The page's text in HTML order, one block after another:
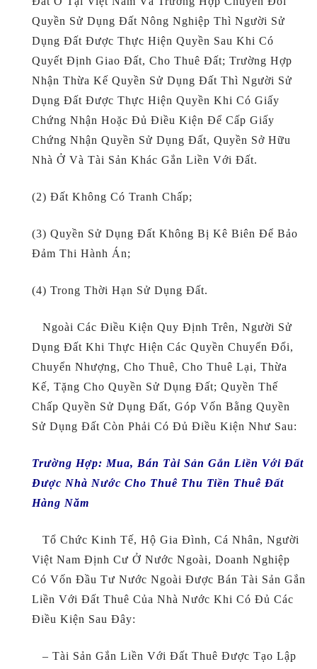
Quyền Sử Dụng Đất Nông Nghiệp Thì Người Sử
Dụng Đất Được Thực Hiện Quyền Sau Khi Có
Quyết Định Giao Đất, Cho Thuê Đất; Trường Hợp
Nhận Thừa Kế Quyền Sử Dụng Đất Thì Người Sử
Dụng Đất Được Thực Hiện Quyền Khi Có Giấy
Chứng Nhận Hoặc Đủ Điều Kiện Để Cấp Giấy
Chứng Nhận Quyền Sử Dụng Đất, Quyền Sở Hữu
Nhà Ở Và Tài Sản Khác Gắn Liền Với Đất.
(2) Đất Không Có Tranh Chấp;
(3) Quyền Sử Dụng Đất Không Bị Kê Biên Để Bảo
Đảm Thi Hành Án;
(4) Trong Thời Hạn Sử Dụng Đất.
Ngoài Các Điều Kiện Quy Định Trên, Người Sử
Dụng Đất Khi Thực Hiện Các Quyền Chuyển Đổi,
Chuyển Nhượng, Cho Thuê, Cho Thuê Lại, Thừa
Kế, Tặng Cho Quyền Sử Dụng Đất; Quyền Thế
Chấp Quyền Sử Dụng Đất, Góp Vốn Bằng Quyền
Sử Dụng Đất Còn Phải Có Đủ Điều Kiện Như Sau:
Trường Hợp: MUa, Bán Tài Sản Gắn Liền Với Đất
Được Nhà Nước Cho Thuê Thu Tiền Thuê Đất
Hàng Năm
Tổ Chức Kinh Tế, Hộ Gia Đình, Cá Nhân, Người
Việt Nam Định Cư Ở Nước Ngoài, Doanh Nghiệp
Có Vốn Đầu Tư Nước Ngoài Được Bán Tài Sản Gắn
Liền Với Đất Thuê Của Nhà Nước Khi Có Đủ Các
Điều Kiện Sau Đây:
– Tài Sản Gắn Liền Với Đất Thuê Được Tạo Lập